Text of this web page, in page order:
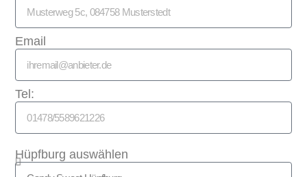
Email
Tel:
Hüpfburg auswählen